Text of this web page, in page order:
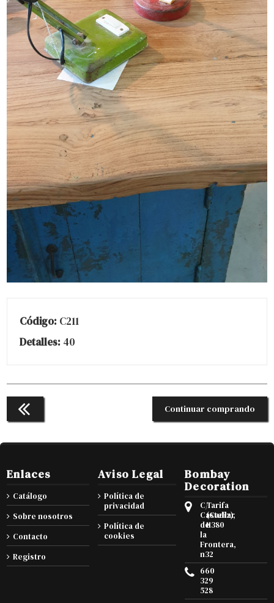
Código: C211
Detalles: 40
Continuar comprando
Enlaces
Catálogo
Sobre nosotros
Contacto
Registro
Aviso Legal
Política de
privacidad
Política de
cookies
Bombay
Decoration
C/
Castellar
de
la
Frontera,
n32
Tarifa
(Cadiz),
11380
660
329
528